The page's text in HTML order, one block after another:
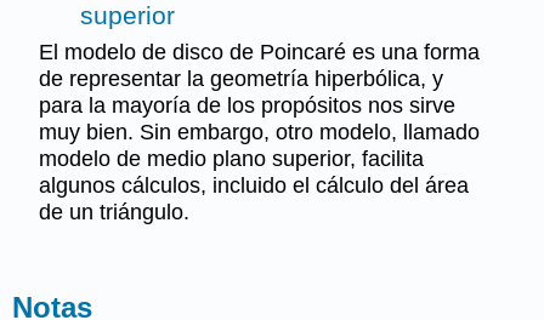
superior
El modelo de disco de Poincaré es una forma
de representar la geometría hiperbólica, y
para la mayoría de los propósitos nos sirve
muy bien. Sin embargo, otro modelo, llamado
modelo de medio plano superior, facilita
algunos cálculos, incluido el cálculo del área
de un triángulo.
Notas